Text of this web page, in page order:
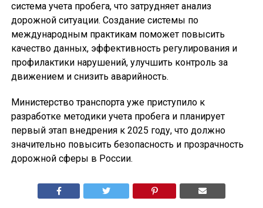
система учета пробега, что затрудняет анализ
дорожной ситуации. Создание системы по
международным практикам поможет повысить
качество данных, эффективность регулирования и
профилактики нарушений, улучшить контроль за
движением и снизить аварийность.
Министерство транспорта уже приступило к
разработке методики учета пробега и планирует
первый этап внедрения к 2025 году, что должно
значительно повысить безопасность и прозрачность
дорожной сферы в России.